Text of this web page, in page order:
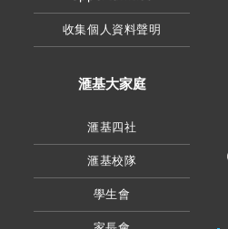
收集個人資料聲明
滙基大家庭
滙基四社
滙基校隊
學生會